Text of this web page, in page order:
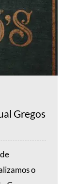
Gregos
o